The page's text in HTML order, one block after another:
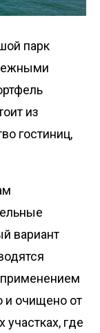
парк
из
гостиниц,
вариант
и очищено от
где